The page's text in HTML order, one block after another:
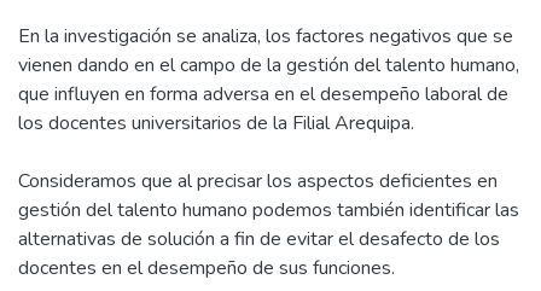
En la investigación se analiza, los factores negativos que se
vienen dando en el campo de la gestión del talento humano,
que influyen en forma adversa en el desempeño laboral de
los docentes universitarios de la Filial Arequipa.
Consideramos que al precisar los aspectos deficientes en
gestión del talento humano podemos también identificar las
alternativas de solución a fin de evitar el desafecto de los
docentes en el desempeño de sus funciones.